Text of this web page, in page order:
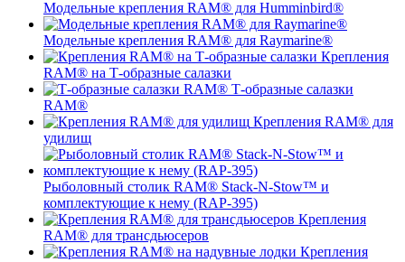
Модельные крепления RAM® для Humminbird®
Модельные крепления RAM® для Raymarine®
Крепления
RAM® на Т-образные салазки
Т-образные салазки
RAM®
Крепления RAM® для
удилищ
Рыболовный столик RAM® Stack-N-Stow™ и
комплектующие к нему (RAP-395)
Крепления
RAM® для трансдьюсеров
Крепления